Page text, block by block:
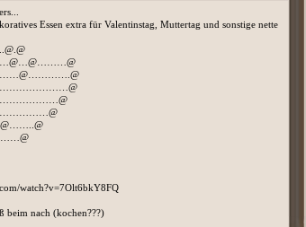
Essen extra für Valentinstag, Muttertag und sonstige nette
watch?v=7Olt6bkY8FQ
beim nach (kochen???)